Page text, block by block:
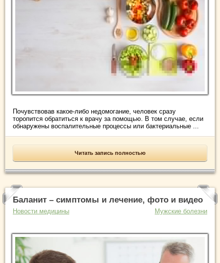
Почувствовав какое-либо недомогание, человек сразу
торопится обратиться к врачу за помощью. В том случае, если
обнаружены воспалительные процессы или бактериальные ...
Читать запись полностью
Баланит – симптомы и лечение, фото и видео
Новости медицины Мужские болезни